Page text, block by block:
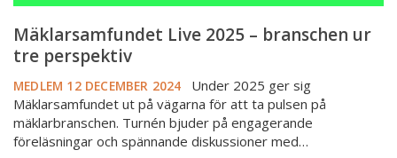
Mäklarsamfundet Live 2025 – branschen ur
tre perspektiv
MEDLEM 12 DECEMBER 2024
Under 2025 ger sig
Mäklarsamfundet ut på vägarna för att ta pulsen på
mäklarbranschen. Turnén bjuder på engagerande
föreläsningar och spännande diskussioner med…